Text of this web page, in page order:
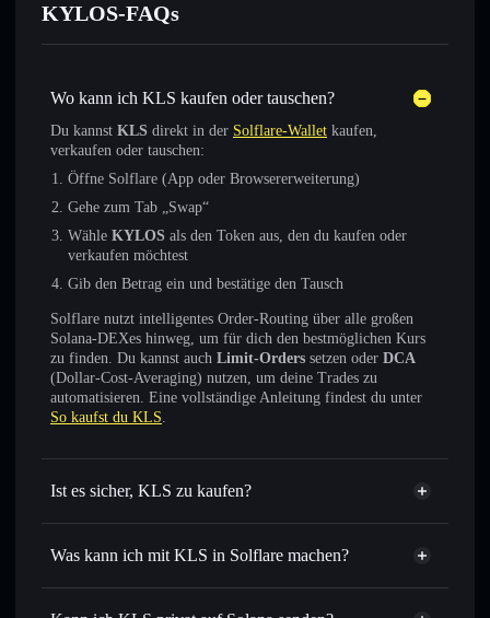
KYLOS-FAQs
Wo kann ich KLS kaufen oder tauschen?
Du kannst KLS direkt in der Solflare-Wallet kaufen,
verkaufen oder tauschen:
Öffne Solflare (App oder Browsererweiterung)
Gehe zum Tab „Swap“
Wähle KYLOS als den Token aus, den du kaufen oder
verkaufen möchtest
Gib den Betrag ein und bestätige den Tausch
Solflare nutzt intelligentes Order-Routing über alle großen
Solana-DEXes hinweg, um für dich den bestmöglichen Kurs
zu finden. Du kannst auch Limit-Orders setzen oder DCA
(Dollar-Cost-Averaging) nutzen, um deine Trades zu
automatisieren. Eine vollständige Anleitung findest du unter
So kaufst du KLS.
Ist es sicher, KLS zu kaufen?
KLS nicht verifiziert
Was kann ich mit KLS in Solflare machen?
KLS
Solflare-Wallet